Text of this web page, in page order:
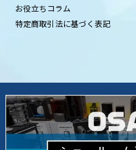
お役立ちコラム
特定商取引法に基づく表記